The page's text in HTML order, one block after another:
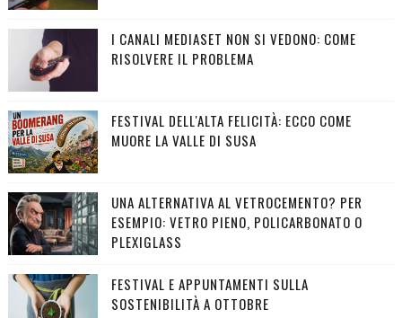
I CANALI MEDIASET NON SI VEDONO: COME
RISOLVERE IL PROBLEMA
FESTIVAL DELL'ALTA FELICITÀ: ECCO COME
MUORE LA VALLE DI SUSA
UNA ALTERNATIVA AL VETROCEMENTO? PER
ESEMPIO: VETRO PIENO, POLICARBONATO O
PLEXIGLASS
FESTIVAL E APPUNTAMENTI SULLA
SOSTENIBILITÀ A OTTOBRE